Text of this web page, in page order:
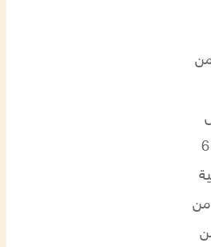
تعتبر مصدر جيد لفيتامين ب 6
توفر 6٪ من